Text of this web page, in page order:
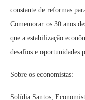
constante de reformas
Comemorar os 30 anos
que a estabilização
desafios e oportunidades
Sobre os economistas:
Solídia Santos,